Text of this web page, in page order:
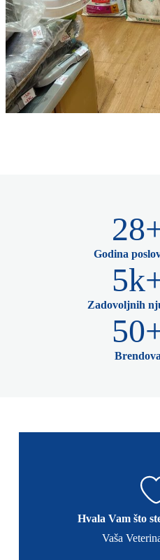
Godina
Zadovoljnih
Brendova
Hvala Vam što
Vaša